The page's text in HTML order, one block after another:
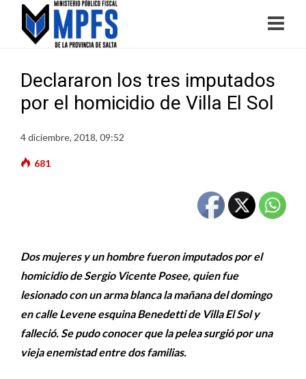
Declararon los tres imputados
por el homicidio de Villa El Sol
4 diciembre, 2018, 09:52
681
Dos mujeres y un hombre fueron imputados por el
homicidio de Sergio Vicente Posee, quien fue
lesionado con un arma blanca la mañana del domingo
en calle Levene esquina Benedetti de Villa El Sol y
falleció. Se pudo conocer que la pelea surgió por una
vieja enemistad entre dos familias.